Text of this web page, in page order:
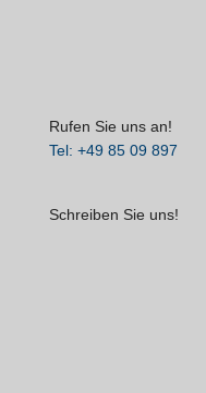
Rufen Sie uns an!
Tel: +49 85 09 897
Schreiben Sie uns!